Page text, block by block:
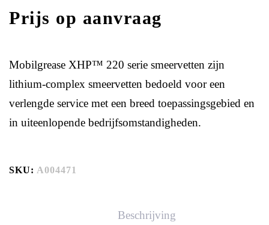
Prijs op aanvraag
Mobilgrease XHP™ 220 serie smeervetten zijn
lithium-complex smeervetten bedoeld voor een
verlengde service met een breed toepassingsgebied en
in uiteenlopende bedrijfsomstandigheden.
SKU: A004471
Beschrijving